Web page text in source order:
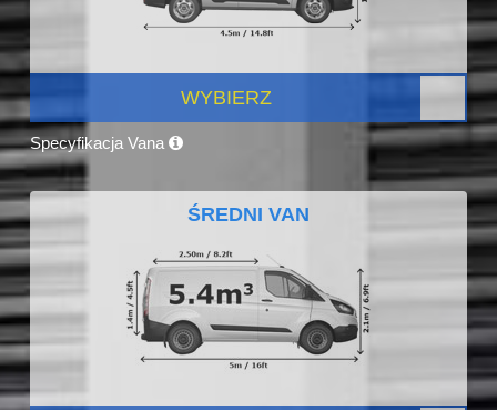
WYBIERZ
Specyfikacja Vana
ŚREDNI VAN